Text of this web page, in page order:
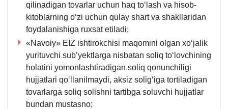
qilinadigan tovarlar uchun haq toʻlash va hisob-
kitoblarning oʻzi uchun qulay shart va shakllaridan
foydalanishiga ruхsat etiladi;
«Navoiy» EIZ ishtirokchisi maqomini olgan хoʻjalik
yurituvchi sub’yektlarga nisbatan soliq toʻlovchining
holatini yomonlashtiradigan soliq qonunchiligi
hujjatlari qoʻllanilmaydi, aksiz soligʻiga tortiladigan
tovarlarga soliq solishni tartibga soluvchi hujjatlar
bundan mustasno;